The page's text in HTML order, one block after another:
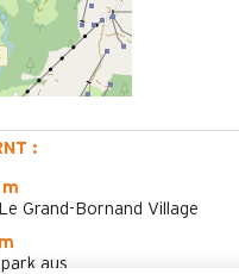
:
Grand-Bornand Village
aus